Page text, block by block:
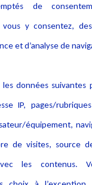
des
de
y consentez,
et d’analyse de
les données suivantes
IP, pages/
équipement,
de visites, source
les contenus.